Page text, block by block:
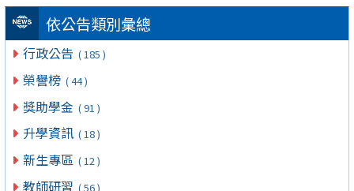
依公告類別彙總
行政公告 ( 185 )
榮譽榜 ( 44 )
獎助學金 ( 91 )
升學資訊 ( 18 )
新生專區 ( 12 )
教師研習 ( 56 )